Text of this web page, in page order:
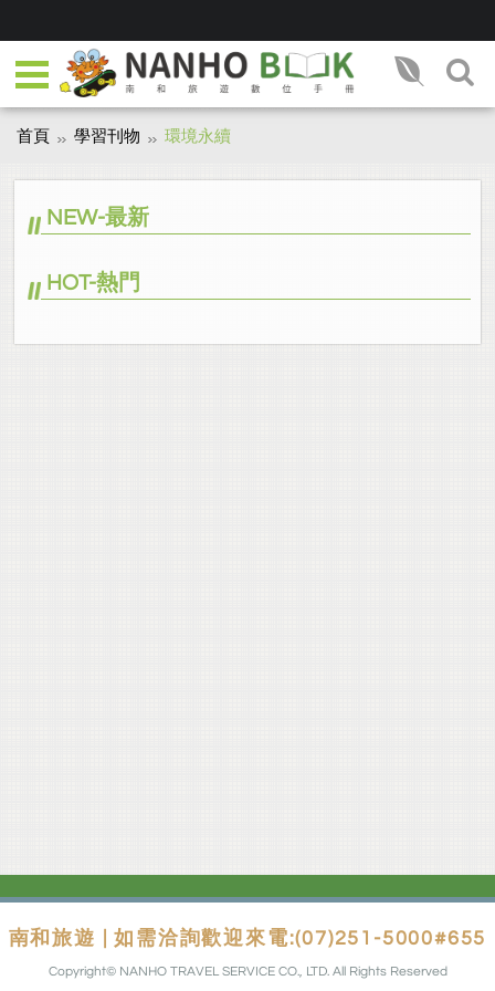
首頁 學習刊物 環境永續
NEW-最新
HOT-熱門
南和旅遊 | 如需洽詢歡迎來電:(07)251-5000#655
Copyright© NANHO TRAVEL SERVICE CO., LTD. All Rights Reserved